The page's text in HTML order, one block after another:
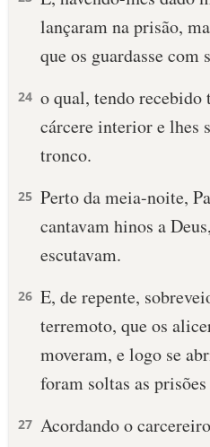
lançaram na prisão,
que os guardasse com
24 o qual, tendo
cárcere interior e lhes
tronco.
25 Perto da meia-noite,
cantavam hinos a
escutavam.
26 E, de repente,
terremoto, que os
moveram, e logo se
foram soltas as
27 Acordando o